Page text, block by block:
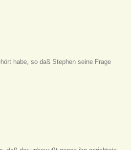
habe, so daß Stephen seine Frage